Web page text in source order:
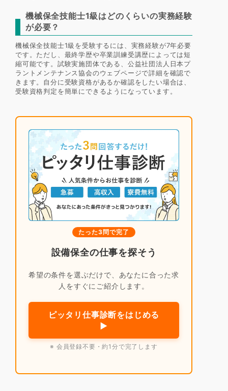
機械保全技能士1級はどのくらいの実務経験
が必要？
機械保全技能士1級を受験するには、実務経験が7年必要
です。ただし、最終学歴や卒業訓練受講歴によっては短
縮可能です。試験実施団体である、公益社団法人日本プ
ラントメンテナンス協会のウェブページで詳細を確認で
きます。自分に受験資格があるか確認をしたい場合は、
受験資格判定を簡単にできるようになっています。
たった3問で完了
設備保全の仕事を探そう
希望の条件を選ぶだけで、あなたに合った求
人をすぐにご紹介します。
ピッタリ仕事診断をはじめる
▶
※ 会員登録不要・約1分で完了します